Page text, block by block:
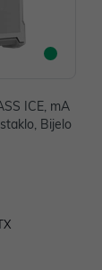
ICE, mA
Bijelo